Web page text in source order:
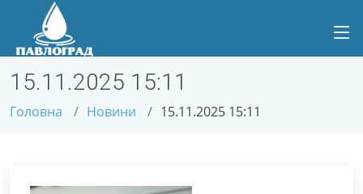
15.11.2025 15:11
Головна Новини 15.11.2025 15:11